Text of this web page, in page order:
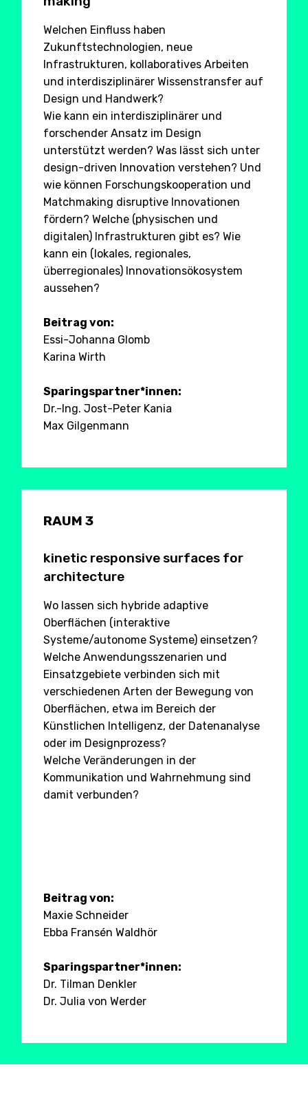
Welchen Einfluss haben
Zukunftstechnologien, neue
Infrastrukturen, kollaboratives Arbeiten
und interdisziplinärer Wissenstransfer auf
Design und Handwerk?
Wie kann ein interdisziplinärer und
forschender Ansatz im Design
unterstützt werden? Was lässt sich unter
design-driven Innovation verstehen? Und
wie können Forschungskooperation und
Matchmaking disruptive Innovationen
fördern? Welche (physischen und
digitalen) Infrastrukturen gibt es? Wie
kann ein (lokales, regionales,
überregionales) Innovationsökosystem
aussehen?
Beitrag von:
Essi-Johanna Glomb
Karina Wirth
Sparingspartner*innen:
Dr.-Ing. Jost-Peter Kania
Max Gilgenmann
RAUM 3
kinetic responsive surfaces for
architecture
Wo lassen sich hybride adaptive
Oberflächen (interaktive
Systeme/autonome Systeme) einsetzen?
Welche Anwendungsszenarien und
Einsatzgebiete verbinden sich mit
verschiedenen Arten der Bewegung von
Oberflächen, etwa im Bereich der
Künstlichen Intelligenz, der Datenanalyse
oder im Designprozess?
Welche Veränderungen in der
Kommunikation und Wahrnehmung sind
damit verbunden?
Beitrag von:
Maxie Schneider
Ebba Fransén Waldhör
Sparingspartner*innen:
Dr. Tilman Denkler
Dr. Julia von Werder